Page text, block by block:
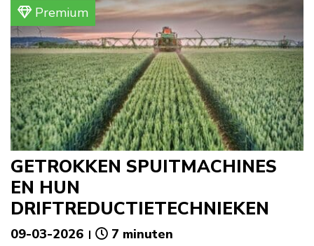
Premium
GETROKKEN SPUITMACHINES
EN HUN
DRIFTREDUCTIETECHNIEKEN
09-03-2026 7 minuten